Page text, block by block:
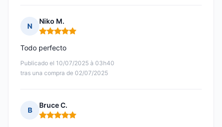
N
Niko M.
Nota: 5 de 5
Publicado el 10/07/2025 à 03h40
tras una compra de 02/07/2025
Todo perfecto
B
Bruce C.
Nota: 5 de 5